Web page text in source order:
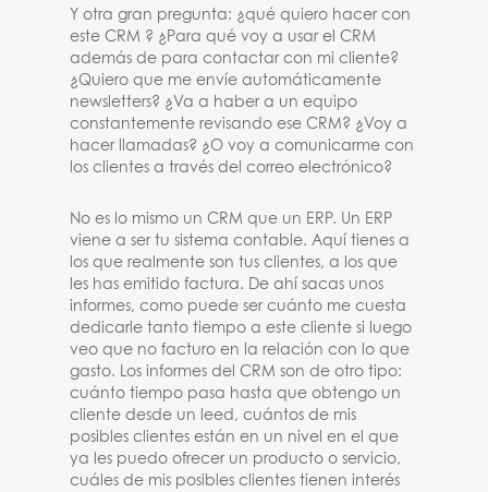
Y otra gran pregunta: ¿qué quiero hacer con
este CRM ? ¿Para qué voy a usar el CRM
además de para contactar con mi cliente?
¿Quiero que me envíe automáticamente
newsletters? ¿Va a haber a un equipo
constantemente revisando ese CRM? ¿Voy a
hacer llamadas? ¿O voy a comunicarme con
los clientes a través del correo electrónico?
No es lo mismo un CRM que un ERP. Un ERP
viene a ser tu sistema contable. Aquí tienes a
los que realmente son tus clientes, a los que
les has emitido factura. De ahí sacas unos
informes, como puede ser cuánto me cuesta
dedicarle tanto tiempo a este cliente si luego
veo que no facturo en la relación con lo que
gasto. Los informes del CRM son de otro tipo:
cuánto tiempo pasa hasta que obtengo un
cliente desde un leed, cuántos de mis
posibles clientes están en un nivel en el que
ya les puedo ofrecer un producto o servicio,
cuáles de mis posibles clientes tienen interés